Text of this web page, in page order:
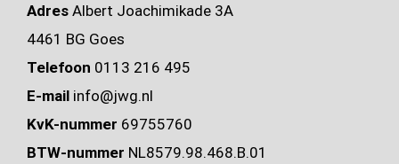
Adres Albert Joachimikade 3A
4461 BG Goes
Telefoon 0113 216 495
E-mail info@jwg.nl
KvK-nummer 69755760
BTW-nummer NL8579.98.468.B.01